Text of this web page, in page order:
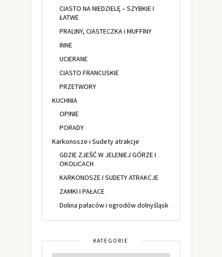
CIASTO NA NIEDZIELĘ – SZYBKIE I
ŁATWE
PRALINY, CIASTECZKA i MUFFINY
INNE
UCIERANE
CIASTO FRANCUSKIE
PRZETWORY
KUCHNIA
OPINIE
PORADY
Karkonosze i Sudety atrakcje
GDZIE ZJEŚĆ W JELENIEJ GÓRZE I
OKOLICACH
KARKONOSZE I SUDETY ATRAKCJE
ZAMKI I PAŁACE
Dolina pałaców i ogrodów dolnyśląsk
KATEGORIE